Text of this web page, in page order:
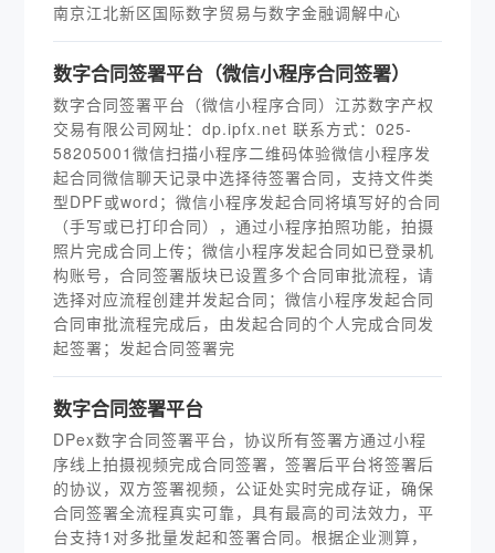
南京江北新区国际数字贸易与数字金融调解中心
数字合同签署平台（微信小程序合同签署）
数字合同签署平台（微信小程序合同）江苏数字产权
交易有限公司网址：dp.ipfx.net 联系方式：025-
58205001微信扫描小程序二维码体验微信小程序发
起合同微信聊天记录中选择待签署合同，支持文件类
型DPF或word；微信小程序发起合同将填写好的合同
（手写或已打印合同），通过小程序拍照功能，拍摄
照片完成合同上传；微信小程序发起合同如已登录机
构账号，合同签署版块已设置多个合同审批流程，请
选择对应流程创建并发起合同；微信小程序发起合同
合同审批流程完成后，由发起合同的个人完成合同发
起签署；发起合同签署完
数字合同签署平台
DPex数字合同签署平台，协议所有签署方通过小程
序线上拍摄视频完成合同签署，签署后平台将签署后
的协议，双方签署视频，公证处实时完成存证，确保
合同签署全流程真实可靠，具有最高的司法效力，平
台支持1对多批量发起和签署合同。根据企业测算，